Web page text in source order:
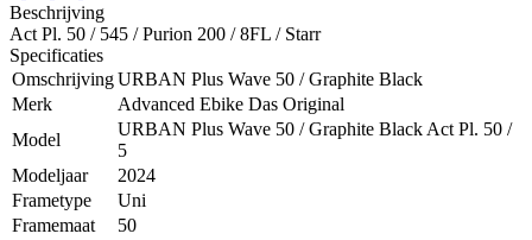
Beschrijving
Act Pl. 50 / 545 / Purion 200 / 8FL / Starr
Specificaties
OmschrijvingURBAN Plus Wave 50 / Graphite Black
Merk
Advanced Ebike Das Original
Model
URBAN Plus Wave 50 / Graphite Black Act Pl. 50 /
5
Modeljaar
2024
Frametype
Uni
Framemaat
50